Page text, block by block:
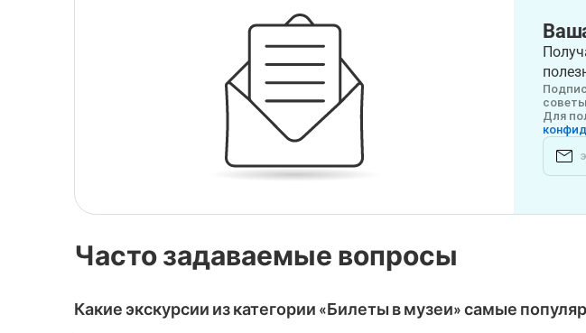
Для
Часто задаваемые вопросы
Какие экскурсии из категории «Билеты в музеи» самые